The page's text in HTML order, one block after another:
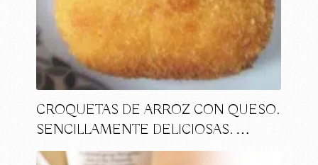
CROQUETAS DE ARROZ CON QUESO.
SENCILLAMENTE DELICIOSAS. …